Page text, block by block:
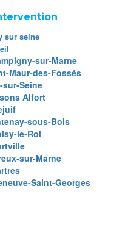
sur seine
sur-Marne
Maur-des-Fossés
sur-Seine
Alfort
sous-Bois
le-Roi
sur-Marne
Saint-Georges